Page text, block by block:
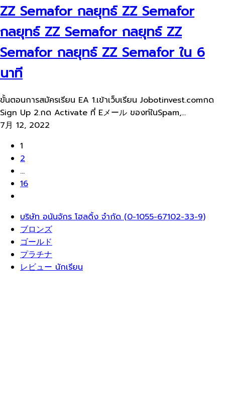
ZZ Semafor กลยุทธ์ ZZ Semafor
กลยุทธ์ ZZ Semafor กลยุทธ์ ZZ
Semafor กลยุทธ์ ZZ Semafor ใน 6
นาที
ขั้นตอนการสมัครเรียน EA 1.เข้าเว็บเรียน Jobotinvest.comกด
Sign Up 2.กด Activate ที่ Eメール ของท่ในSpam,...
7月 12, 2022
1
2
...
16
บริษัท อนันจักร โฮลดิ้ง จำกัด (0-1055-67102-33-9)
ブロンズ
ゴールド
プラチナ
レビュー นักเรียน